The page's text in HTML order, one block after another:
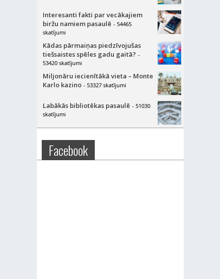
Interesanti fakti par vecākajiem
biržu namiem pasaulē - 54465
skatījumi
Kādas pārmaiņas piedzīvojušas
tiešsaistes spēles gadu gaitā? -
53420 skatījumi
Miljonāru iecienītākā vieta – Monte
Karlo kazino - 53327 skatījumi
Labākās bibliotēkas pasaulē - 51030
skatījumi
Facebook